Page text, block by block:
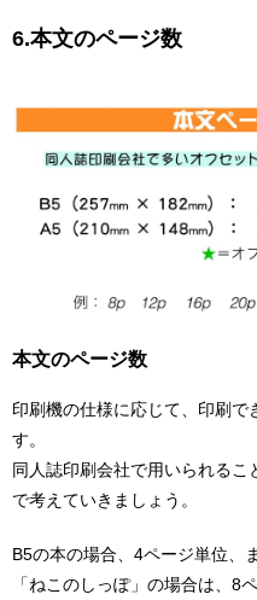
6.本文のページ数
本文のページ数
印刷機の仕様に応じて、印刷で
す。
同人誌印刷会社で用いられる
で考えていきましょう。
B5の本の場合、4ページ単位、
「ねこのしっぽ」の場合は、8